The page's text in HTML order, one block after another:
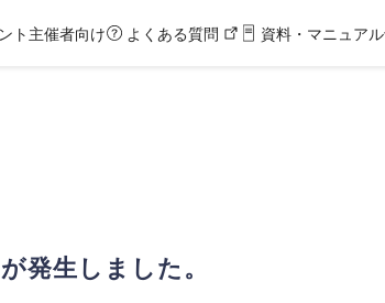
ト主催者向け よくある質問 資料・マニュアル
発生しました。